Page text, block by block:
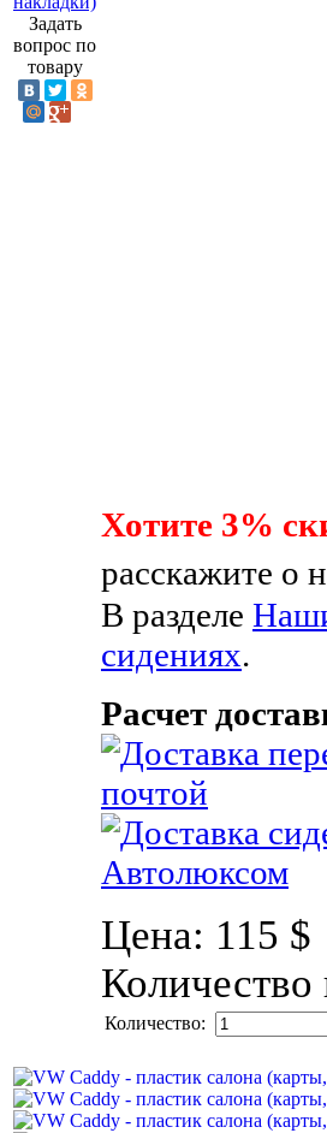
Задать
вопрос по
товару
Хотите 3%
расскажите о
В разделе
сидениях.
Расчет
Цена: 115 $
Количество
Количество: